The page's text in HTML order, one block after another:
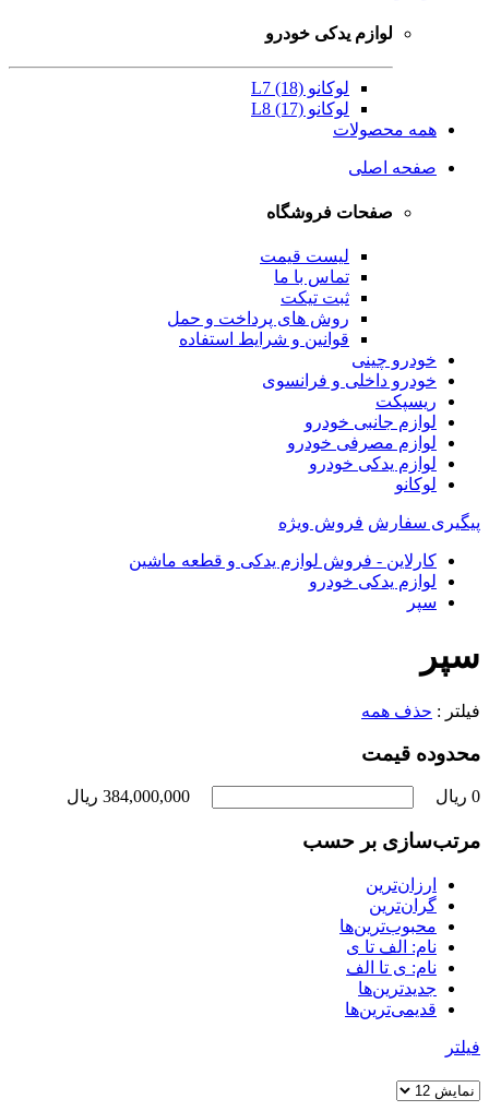
لوازم یدکی خودرو
لوکانو L7 (18)
لوکانو L8 (17)
همه محصولات
صفحه اصلی
صفحات فروشگاه
لیست قیمت
تماس با ما
ثبت تیکت
روش های پرداخت و حمل
قوانین و شرایط استفاده
خودرو چینی
خودرو داخلی و فرانسوی
ریسپکت
لوازم جانبی خودرو
لوازم مصرفی خودرو
لوازم یدکی خودرو
لوکانو
پیگیری سفارش فروش ویژه
کارلاین - فروش لوازم یدکی و قطعه ماشین
لوازم یدکی خودرو
سپر
سپر
فیلتر : حذف همه
محدوده قیمت
0 ریال 384,000,000 ریال
مرتب‌سازی بر حسب
ارزان‌ترین
گران‌ترین
محبوب‌ترین‌ها
نام: الف تا ی
نام: ی تا الف
جدیدترین‌ها
قدیمی‌ترین‌ها
فیلتر